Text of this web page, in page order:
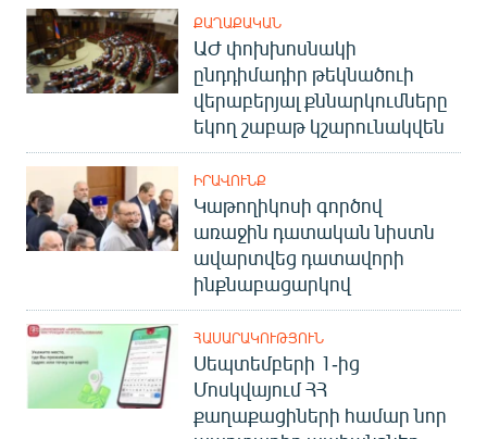
ՔԱՂԱՔԱԿԱՆ
ԱԺ փոխխոսնակի
ընդդիմադիր թեկնածուի
վերաբերյալ քննարկումները
եկող շաբաթ կշարունակվեն
ԻՐԱՎՈՒՆՔ
Կաթողիկոսի գործով
առաջին դատական նիստն
ավարտվեց դատավորի
ինքնաբացարկով
ՀԱՍԱՐԱԿՈՒԹՅՈՒՆ
Սեպտեմբերի 1-ից
Մոսկվայում ՀՀ
քաղաքացիների համար նոր